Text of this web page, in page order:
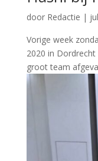
door Redactie |
Vorige week
2020 in Dordrecht
groot team